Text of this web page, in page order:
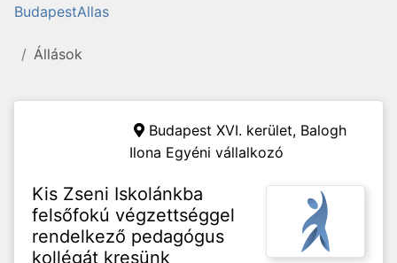
BudapestAllas
Állások
Budapest XVI. kerület, Balogh
Ilona Egyéni vállalkozó
Kis Zseni Iskolánkba
felsőfokú végzettséggel
rendelkező pedagógus
kollégát kresünk